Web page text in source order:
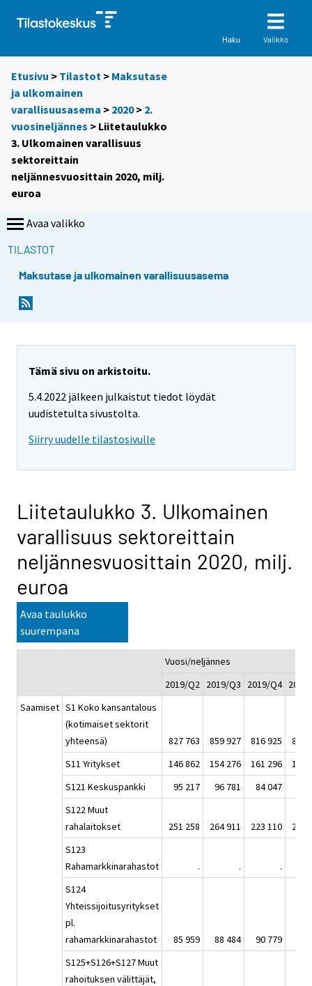
Haku Valikko
Etusivu > Tilastot > Maksutase
ja ulkomainen
varallisuusasema > 2020> 2.
vuosineljännes > Liitetaulukko
3. Ulkomainen varallisuus
sektoreittain
neljännesvuosittain 2020, milj.
euroa
Avaa valikko
TILASTOT
Maksutase ja ulkomainen varallisuusasema
Tämä sivu on arkistoitu.
5.4.2022 jälkeen julkaistut tiedot löydät
uudistetulta sivustolta.
Siirry uudelle tilastosivulle
Liitetaulukko 3. Ulkomainen
varallisuus sektoreittain
neljännesvuosittain 2020, milj.
euroa
Avaa taulukko
suurempana
Vuosi/neljännes
2019/Q2 2019/Q3 2019/Q4
Saamiset S1 Koko kansantalous
(kotimaiset sektorit
yhteensä)
827 763 859 927 816 925
847
S11 Yritykset
146 862 154 276 161 296
166
S121 Keskuspankki
95 217 96 781 84 047
S122 Muut
rahalaitokset
251 258 264 911 223 110
275
S123
Rahamarkkinarahastot
. .
.
S124
Yhteissijoitusyritykset
pl.
rahamarkkinarahastot
85 959 88 484 90 779
S125+S126+S127 Muut
rahoituksen välittäjät,